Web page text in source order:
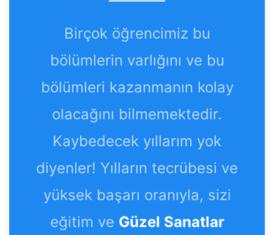
Birçok öğrencimiz bu
bölümlerin varlığını ve bu
bölümleri kazanmanın kolay
olacağını bilmemektedir.
Kaybedecek yıllarım yok
diyenler! Yılların tecrübesi ve
yüksek başarı oranıyla, sizi
eğitim ve Güzel Sanatlar